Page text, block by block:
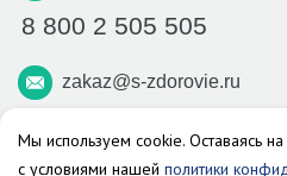
8 800 2 505 505
zakaz@s-zdorovie.ru
Макс Вконтакте Телеграм
Мы используем cookie. Оставаясь
с условиями нашей политики